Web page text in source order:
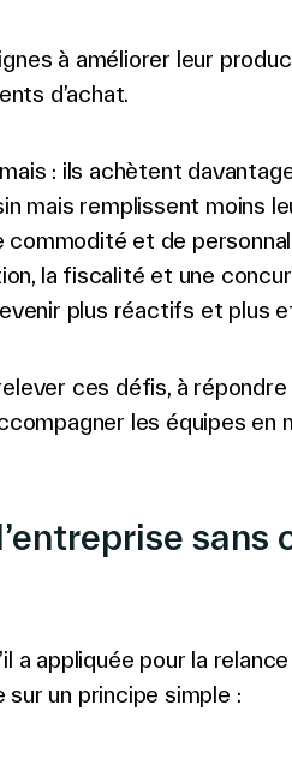
à améliorer leur
d’achat.
: ils achètent
mais remplissent moins
et de
la fiscalité et une
plus réactifs et plus
ces défis, à répondre
les équipes en
sans
a appliquée pour la
sur un principe simple :